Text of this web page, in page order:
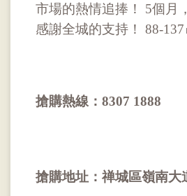
市場的熱情追捧！ 5個月
感謝全城的支持！ 88-
搶購熱線：8307 1888
搶購地址：禅城區嶺南大